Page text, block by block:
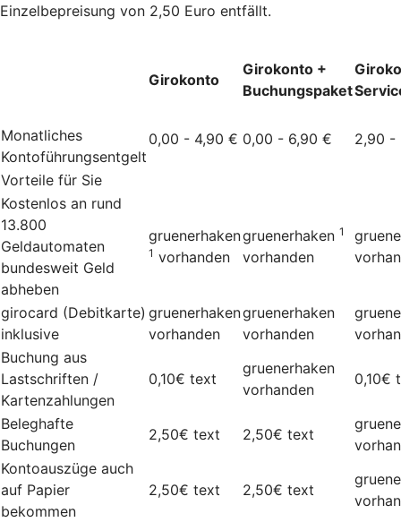
Einzelbepreisung von 2,50 Euro entfällt.
Girokonto
Girokonto +
Buchungspaket
Monatliches
Kontoführungsentgelt
0,00 - 4,90 € 0,00 - 6,90 € 2,90 -
Vorteile für Sie
Kostenlos an rund
13.800
Geldautomaten
bundesweit Geld
abheben
gruenerhaken
1 vorhanden
gruenerhaken 1
vorhanden
girocard (Debitkarte)
inklusive
gruenerhaken
vorhanden
gruenerhaken
vorhanden
Buchung aus
Lastschriften /
Kartenzahlungen
0,10€ text
gruenerhaken
vorhanden
0,10€
Beleghafte
Buchungen
2,50€ text 2,50€ text
Kontoauszüge auch
auf Papier
bekommen
2,50€ text 2,50€ text